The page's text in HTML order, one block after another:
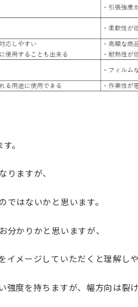
。
ますが、
はないかと思います。
分かりかと思いますが、
メージしていただくと理解し
度を持ちますが、幅方向は裂